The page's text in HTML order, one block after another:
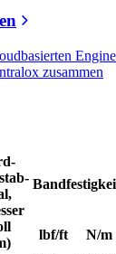
zusammen
lbf/ft N/m